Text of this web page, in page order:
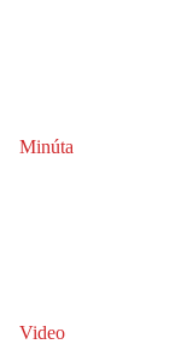
Minúta
Video